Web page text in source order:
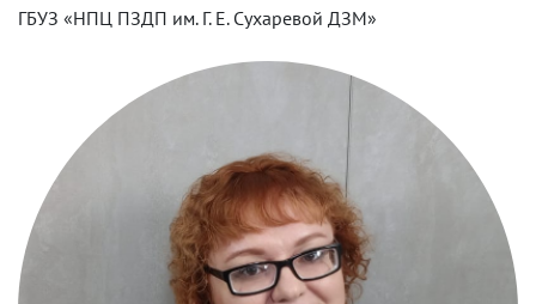
ГБУЗ «НПЦ ПЗДП им. Г. Е. Сухаревой ДЗМ»